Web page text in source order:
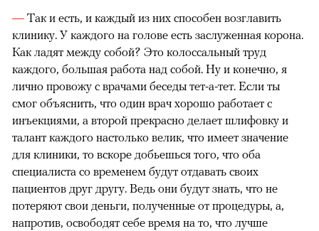
— Так и есть, и каждый из них способен возглавить
клинику. У каждого на голове есть заслуженная корона.
Как ладят между собой? Это колоссальный труд
каждого, большая работа над собой. Ну и конечно, я
лично провожу с врачами беседы тет-а-тет. Если ты
смог объяснить, что один врач хорошо работает с
инъекциями, а второй прекрасно делает шлифовку и
талант каждого настолько велик, что имеет значение
для клиники, то вскоре добьешься того, что оба
специалиста со временем будут отдавать своих
пациентов друг другу. Ведь они будут знать, что не
потеряют свои деньги, полученные от процедуры, а,
напротив, освободят себе время на то, что лучше